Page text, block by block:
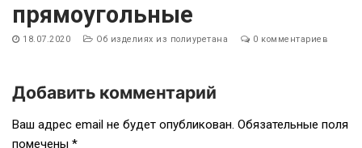
прямоугольные
18.07.2020 Об изделиях из полиуретана 0 комментариев
Навигация
Добавить комментарий
Ваш адрес email не будет опубликован. Обязательные поля
помечены *